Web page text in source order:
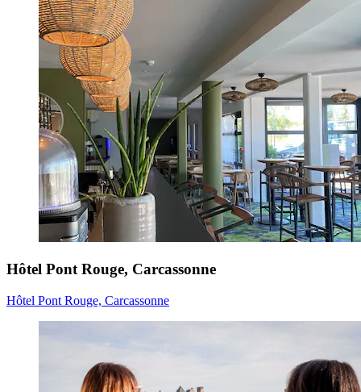
Hôtel Pont Rouge, Carcassonne
Hôtel Pont Rouge, Carcassonne